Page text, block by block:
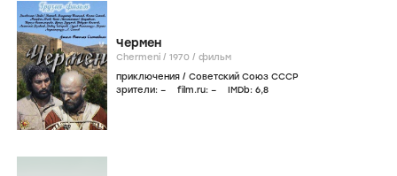
Чермен
Chermeni / 1970 / фильм
приключения / Советский Союз СССР
зрители: – film.ru: – IMDb: 6,8